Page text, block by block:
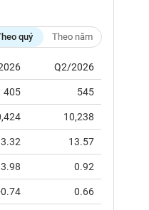
quý Theo năm
Q2/2026
405 545
10,238
13.57
0.92
0.66